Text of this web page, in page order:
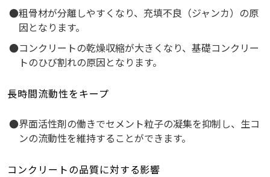
粗骨材が分離しやすくなり、充填不良（ジャンカ）の原
因となります。
コンクリートの乾燥収縮が大きくなり、基礎コンクリー
トのひび割れの原因となります。
長時間流動性をキープ
界面活性剤の働きでセメント粒子の凝集を抑制し、生コ
ンの流動性を維持することができます。
コンクリートの品質に対する影響